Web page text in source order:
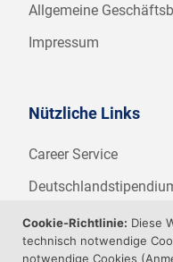
Allgemeine
Impressum
Nützliche Links
Career Service
WHZ
Weitere Angebote der
Cookie-Richtlinie: Diese
technisch notwendige
notwendige Cookies